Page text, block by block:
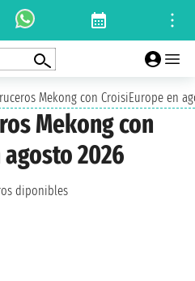
Mekong con CroisiEurope en
Mekong con
2026
diponibles